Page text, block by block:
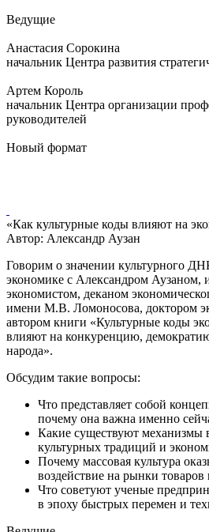
Ведущие
Анастасия Сорокина
начальник Центра развития
Артем Король
начальник Центра организации
руководителей
Новый формат
«Как культурные коды влияют на
Автор: Александр Аузан
Говорим о значении культурного
экономике с Александром Аузаном,
экономистом, деканом
имени М.В. Ломоносова, доктором
автором книги «Культурные коды
влияют на конкуренцию,
народа».
Обсудим такие вопросы:
Что представляет собой
почему она важна именно
Какие существуют механизмы
культурных традиций и
Почему массовая культура
воздействие на рынки товаров
Что советуют ученые
в эпоху быстрых перемен и